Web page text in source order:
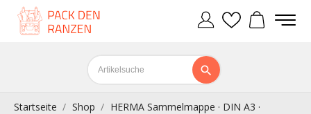
Startseite Shop
HERMA Sammelmappe · DIN A3 ·